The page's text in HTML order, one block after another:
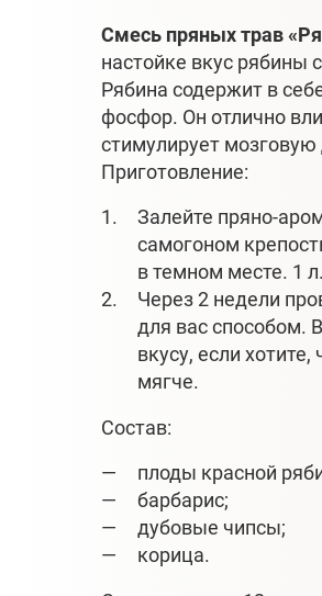
Смесь пряных трав
настойке вкус рябины
Рябина содержит в
фосфор. Он отлично
стимулирует мозговую
Приготовление:
Залейте пряно-
самогоном
в темном месте. 1
Через 2 недели
для вас способом.
вкусу, если
мягче.
Состав:
плоды красной
барбарис;
дубовые чипсы;
корица.